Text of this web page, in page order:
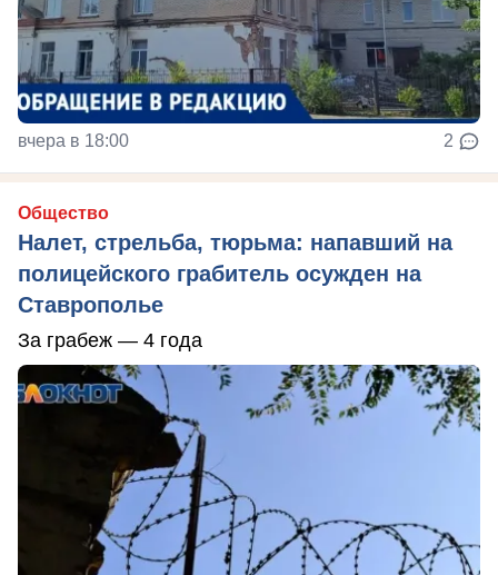
вчера в 18:00 2
Общество
Налет, стрельба, тюрьма: напавший на
полицейского грабитель осужден на
Ставрополье
За грабеж — 4 года